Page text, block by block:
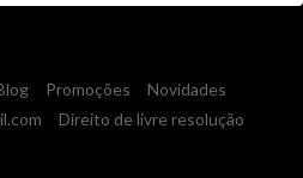
Promoções
Novidades
Direito de livre resolução